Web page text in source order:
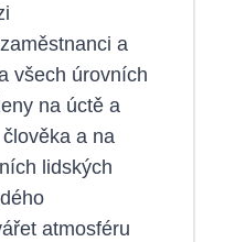
a
všech úrovních
na úctě a
a na
lidských
atmosféru